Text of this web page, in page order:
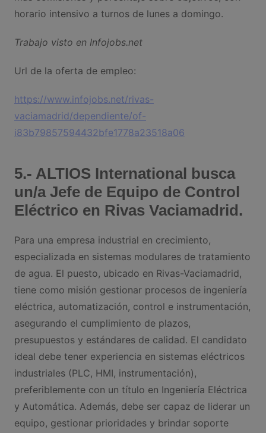
horario intensivo a turnos de lunes a domingo.
Trabajo visto en Infojobs.net
Url de la oferta de empleo:
https://www.infojobs.net/rivas-
vaciamadrid/dependiente/of-
i83b79857594432bfe1778a23518a06
5.- ALTIOS International busca
un/a Jefe de Equipo de Control
Eléctrico en Rivas Vaciamadrid.
Para una empresa industrial en crecimiento,
especializada en sistemas modulares de tratamiento
de agua. El puesto, ubicado en Rivas-Vaciamadrid,
tiene como misión gestionar procesos de ingeniería
eléctrica, automatización, control e instrumentación,
asegurando el cumplimiento de plazos,
presupuestos y estándares de calidad. El candidato
ideal debe tener experiencia en sistemas eléctricos
industriales (PLC, HMI, instrumentación),
preferiblemente con un título en Ingeniería Eléctrica
y Automática. Además, debe ser capaz de liderar un
equipo, gestionar prioridades y brindar soporte